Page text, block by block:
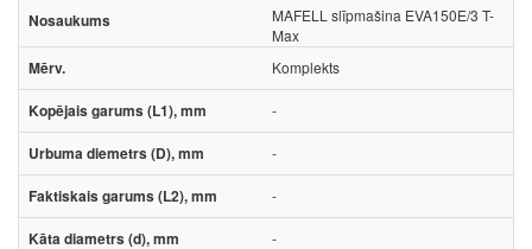
MAFELL slīpmašina EVA150E/3 T-
Max
Komplekts
-
-
-
-